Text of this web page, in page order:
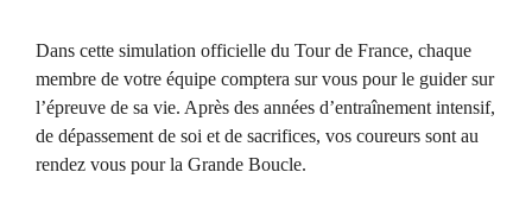
Dans cette simulation officielle du Tour de France, chaque
membre de votre équipe comptera sur vous pour le guider sur
l’épreuve de sa vie. Après des années d’entraînement intensif,
de dépassement de soi et de sacrifices, vos coureurs sont au
rendez vous pour la Grande Boucle.